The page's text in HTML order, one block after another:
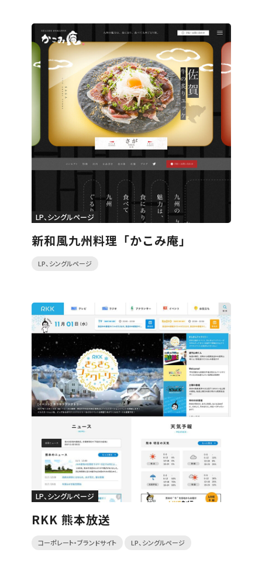
LP、シングルページ
新和風九州料理「かこみ庵」
LP、シングルページ
LP、シングルページ
RKK 熊本放送
コーポレート・ブランドサイト LP、シングルページ